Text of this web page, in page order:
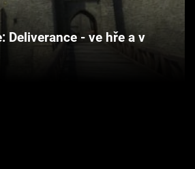
Deliverance - ve hře a v